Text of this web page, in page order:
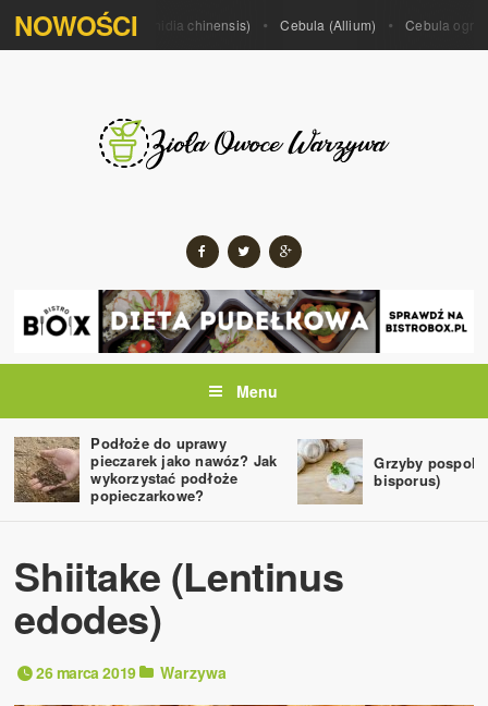
NOWOŚCI
porrum) Kiwi (Actinidia chinensis) Cebula (Allium) Cebula
Menu
Podłoże do uprawy
pieczarek jako nawóz? Jak
wykorzystać podłoże
popieczarkowe?
Grzyby
bisporus)
Shiitake (Lentinus
edodes)
26 marca 2019 Warzywa